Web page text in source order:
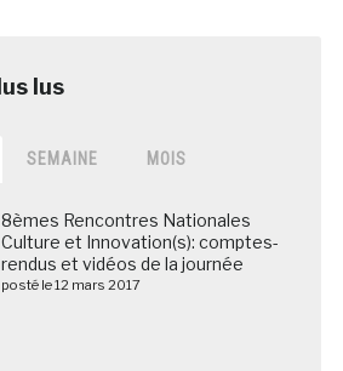
SEMAINE MOIS
8èmes Rencontres Nationales
Culture et Innovation(s): comptes-
rendus et vidéos de la journée
posté le 12 mars 2017